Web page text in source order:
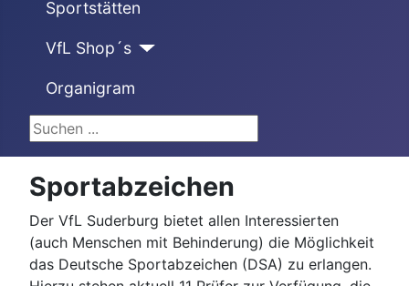
Sportstätten
VfL Shop´s
Organigram
Suchen ...
Sportabzeichen
Der VfL Suderburg bietet allen Interessierten
(auch Menschen mit Behinderung) die Möglichkeit
das Deutsche Sportabzeichen (DSA) zu erlangen.